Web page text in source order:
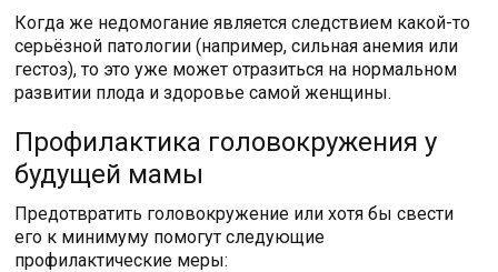
Когда же недомогание является следствием какой-то
серьёзной патологии (например, сильная анемия или
гестоз), то это уже может отразиться на нормальном
развитии плода и здоровье самой женщины.
Профилактика головокружения у
будущей мамы
Предотвратить головокружение или хотя бы свести
его к минимуму помогут следующие
профилактические меры: